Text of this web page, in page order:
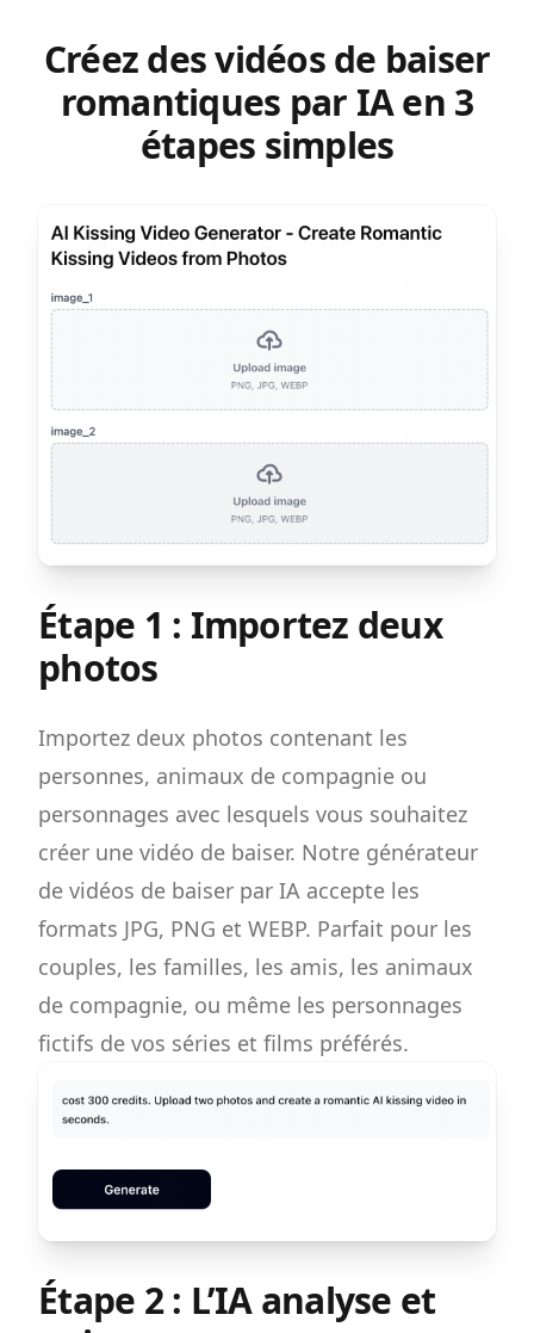
Créez des vidéos de baiser
romantiques par IA en 3
étapes simples
Étape 1 : Importez deux
photos
Importez deux photos contenant les
personnes, animaux de compagnie ou
personnages avec lesquels vous souhaitez
créer une vidéo de baiser. Notre générateur
de vidéos de baiser par IA accepte les
formats JPG, PNG et WEBP. Parfait pour les
couples, les familles, les amis, les animaux
de compagnie, ou même les personnages
fictifs de vos séries et films préférés.
Étape 2 : L’IA analyse et